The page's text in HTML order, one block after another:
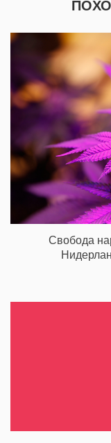
Свобода